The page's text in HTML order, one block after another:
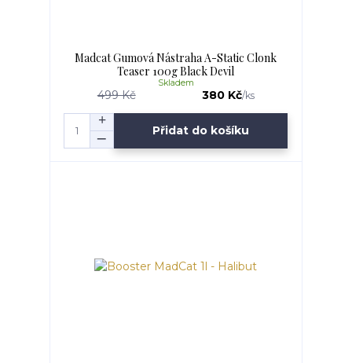
Madcat Gumová Nástraha A-Static Clonk
Teaser 100g Black Devil
499 Kč 380 Kč/ks
Skladem
Přidat do košíku